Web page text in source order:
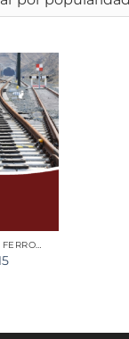
REFACCIONES Y PIEZAS FERROVIARIAS